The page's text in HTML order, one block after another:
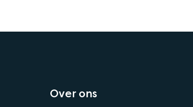
Over ons